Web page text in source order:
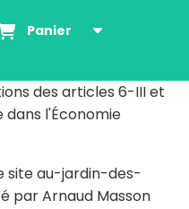
Panier
des articles 6-III et
dans l'Économie
site au-jardin-des-
par Arnaud Masson